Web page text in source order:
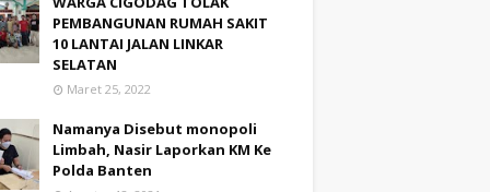
PEMBANGUNAN RUMAH SAKIT
10 LANTAI JALAN LINKAR
SELATAN
Maret 25, 2022
Namanya Disebut monopoli
Limbah, Nasir Laporkan KM Ke
Polda Banten